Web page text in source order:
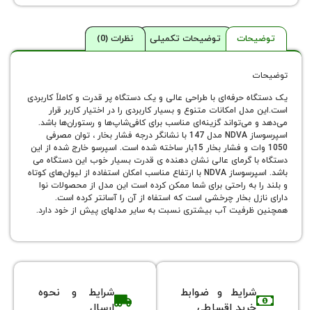
توضیحات تکمیلی نظرات (0)
حرفه‌ای با طراحی عالی و یک دستگاه پر قدرت و کاملاً کاربردی
امکانات متنوع و بسیار کاربردی را در اختیار کاربر قرار
گزینه‌ای مناسب برای کافی‌شاپ‌ها و رستوران‌ها باشد.
اسپرسوساز NDVA مدل 147 با نشانگر درجه فشار بخار ، توان مصرفی
1050 وات و فشار بخار 15بار ساخته شده است. اسپرسو خارج شده از این
گرمای عالی نشان دهنده ی قدرت بسیار خوب این دستگاه می
باشد. اسپرسوساز NDVA با ارتفاع مناسب امکان استفاده از لیوان‌های کوتاه
به‌ راحتی برای شما ممکن کرده است این مدل از محصولات نوا
بخار چرخشی است که استفاه از آن را آسانتر کرده است.
آب بیشتری نسبت به سایر مدلهای پیش از خود دارد.
شرایط و ضوابط
شرایط و نحوه